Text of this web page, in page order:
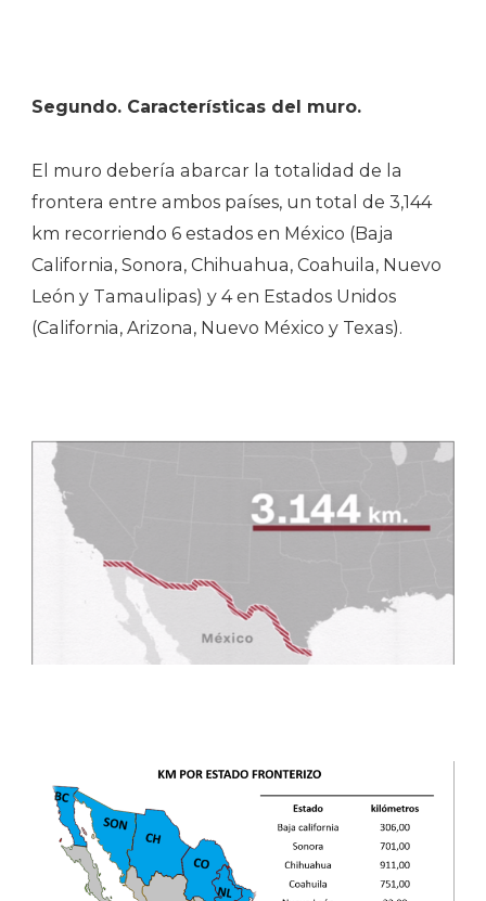
Segundo. Características del muro.
El muro debería abarcar la totalidad de la
frontera entre ambos países, un total de 3,144
km recorriendo 6 estados en México (Baja
California, Sonora, Chihuahua, Coahuila, Nuevo
León y Tamaulipas) y 4 en Estados Unidos
(California, Arizona, Nuevo México y Texas).